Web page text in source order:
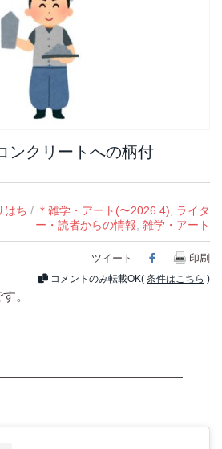
ンクリートへの柄付
はち / ＊雑学・アート(〜2026.4), ライタ
ー・読者からの情報, 雑学・アート
ツイート Facebook
印刷
コメントのみ転載OK( 条件はこちら )
。